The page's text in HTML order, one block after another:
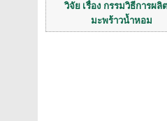
วิจัย เรื่อง กรรมวิธีการผลิ
มะพร้าวน้ำหอม